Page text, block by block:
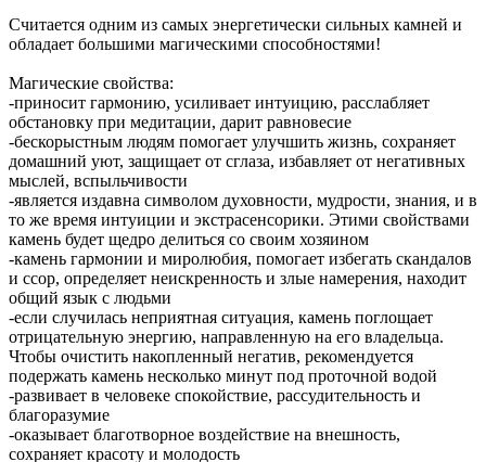
Считается одним из самых энергетически сильных камней и
обладает большими магическими способностями!
Магические свойства:
-приносит гармонию, усиливает интуицию, расслабляет
обстановку при медитации, дарит равновесие
-бескорыстным людям помогает улучшить жизнь, сохраняет
домашний уют, защищает от сглаза, избавляет от негативных
мыслей, вспыльчивости
-является издавна символом духовности, мудрости, знания, и в
то же время интуиции и экстрасенсорики. Этими свойствами
камень будет щедро делиться со своим хозяином
-камень гармонии и миролюбия, помогает избегать скандалов
и ссор, определяет неискренность и злые намерения, находит
общий язык с людьми
-если случилась неприятная ситуация, камень поглощает
отрицательную энергию, направленную на его владельца.
Чтобы очистить накопленный негатив, рекомендуется
подержать камень несколько минут под проточной водой
-развивает в человеке спокойствие, рассудительность и
благоразумие
-оказывает благотворное воздействие на внешность,
сохраняет красоту и молодость